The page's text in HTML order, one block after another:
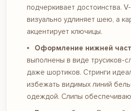
подчеркивает достоинства.
визуально удлиняет шею, а
акцентирует ключицы.
Оформление нижней
выполнены в виде трусиков-
даже шортиков. Стринги
избежать видимых линий
одеждой. Слипы